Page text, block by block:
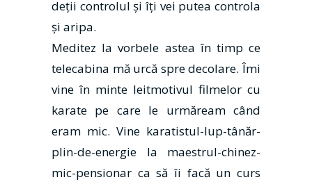
deţii controlul şi îţi vei putea controla
şi aripa.
Meditez la vorbele astea în timp ce
telecabina mă urcă spre decolare. Îmi
vine în minte leitmotivul filmelor cu
karate pe care le urmăream când
eram mic. Vine karatistul-lup-tânăr-
plin-de-energie la maestrul-chinez-
mic-pensionar ca să îi facă un curs